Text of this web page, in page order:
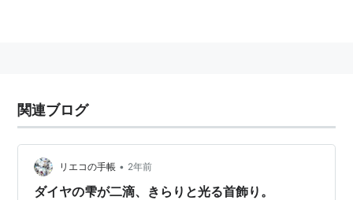
関連ブログ
リエコの手帳 • 2年前
ダイヤの雫が二滴、きらりと光る首飾り。